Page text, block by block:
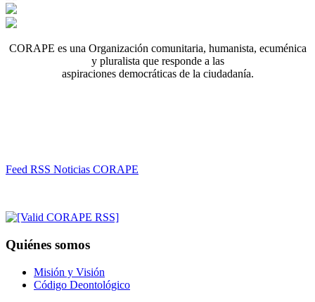
CORAPE es una Organización comunitaria, humanista, ecuménica
y pluralista que responde a las
aspiraciones democráticas de la ciudadanía.
Feed RSS Noticias CORAPE
Quiénes somos
Misión y Visión
Código Deontológico